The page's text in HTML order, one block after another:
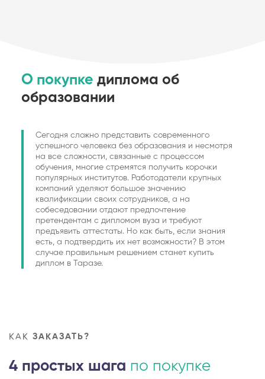
О покупке диплома об
образовании
Сегодня сложно представить современного
успешного человека без образования и несмотря
на все сложности, связанные с процессом
обучения, многие стремятся получить корочки
популярных институтов. Работодатели крупных
компаний уделяют большое значению
квалификации своих сотрудников, а на
собеседовании отдают предпочтение
претендентам с дипломом вуза и требуют
предъявить аттестаты. Но как быть, если знания
есть, а подтвердить их нет возможности? В этом
случае правильным решением станет купить
диплом в Таразе.
КАК ЗАКАЗАТЬ?
4 простых шага по покупке